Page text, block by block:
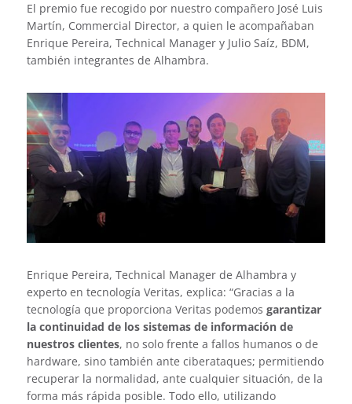
El premio fue recogido por nuestro compañero José Luis
Martín, Commercial Director, a quien le acompañaban
Enrique Pereira, Technical Manager y Julio Saíz, BDM,
también integrantes de Alhambra.
Enrique Pereira, Technical Manager de Alhambra y
experto en tecnología Veritas, explica: “Gracias a la
tecnología que proporciona Veritas podemos garantizar
la continuidad de los sistemas de información de
nuestros clientes, no solo frente a fallos humanos o de
hardware, sino también ante ciberataques; permitiendo
recuperar la normalidad, ante cualquier situación, de la
forma más rápida posible. Todo ello, utilizando